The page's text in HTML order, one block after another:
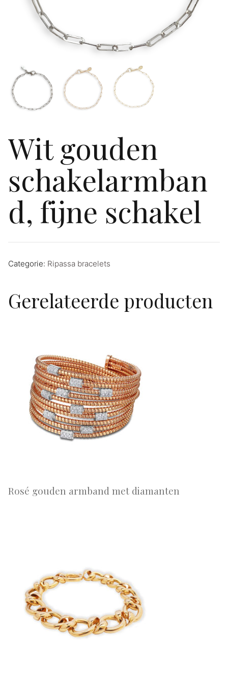
Wit gouden
schakelarmban
d, fijne schakel
Categorie: Ripassa bracelets
Gerelateerde producten
Rosé gouden armband met diamanten